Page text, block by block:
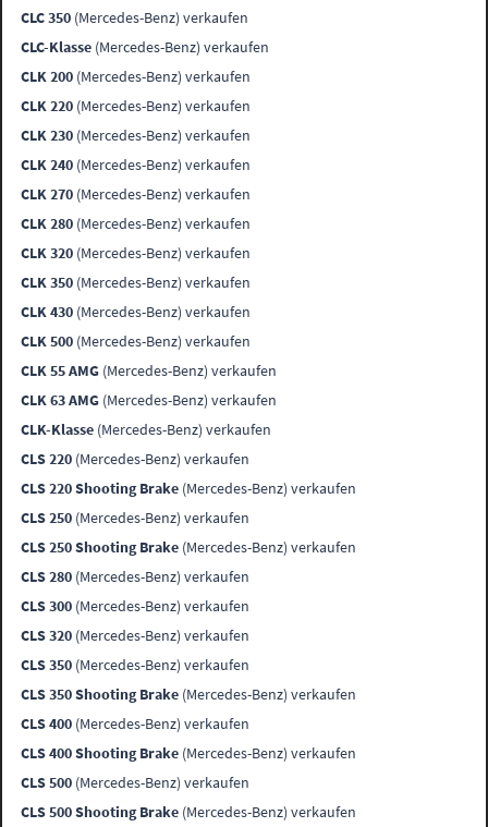
CLC 350 (Mercedes-Benz) verkaufen
CLC-Klasse (Mercedes-Benz) verkaufen
CLK 200 (Mercedes-Benz) verkaufen
CLK 220 (Mercedes-Benz) verkaufen
CLK 230 (Mercedes-Benz) verkaufen
CLK 240 (Mercedes-Benz) verkaufen
CLK 270 (Mercedes-Benz) verkaufen
CLK 280 (Mercedes-Benz) verkaufen
CLK 320 (Mercedes-Benz) verkaufen
CLK 350 (Mercedes-Benz) verkaufen
CLK 430 (Mercedes-Benz) verkaufen
CLK 500 (Mercedes-Benz) verkaufen
CLK 55 AMG (Mercedes-Benz) verkaufen
CLK 63 AMG (Mercedes-Benz) verkaufen
CLK-Klasse (Mercedes-Benz) verkaufen
CLS 220 (Mercedes-Benz) verkaufen
CLS 220 Shooting Brake (Mercedes-Benz) verkaufen
CLS 250 (Mercedes-Benz) verkaufen
CLS 250 Shooting Brake (Mercedes-Benz) verkaufen
CLS 280 (Mercedes-Benz) verkaufen
CLS 300 (Mercedes-Benz) verkaufen
CLS 320 (Mercedes-Benz) verkaufen
CLS 350 (Mercedes-Benz) verkaufen
CLS 350 Shooting Brake (Mercedes-Benz) verkaufen
CLS 400 (Mercedes-Benz) verkaufen
CLS 400 Shooting Brake (Mercedes-Benz) verkaufen
CLS 500 (Mercedes-Benz) verkaufen
CLS 500 Shooting Brake (Mercedes-Benz) verkaufen